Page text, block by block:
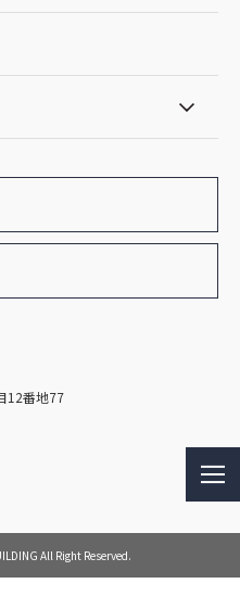
ME
NU
12番地77
All Right Reserved.